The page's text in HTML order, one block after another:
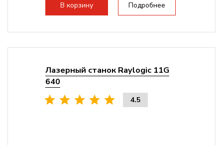
В корзину Подробнее
Лазерный станок Raylogic 11G
640
4.5